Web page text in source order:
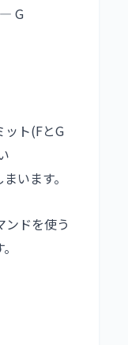
G
ット(FとG
います。
ンドを使う